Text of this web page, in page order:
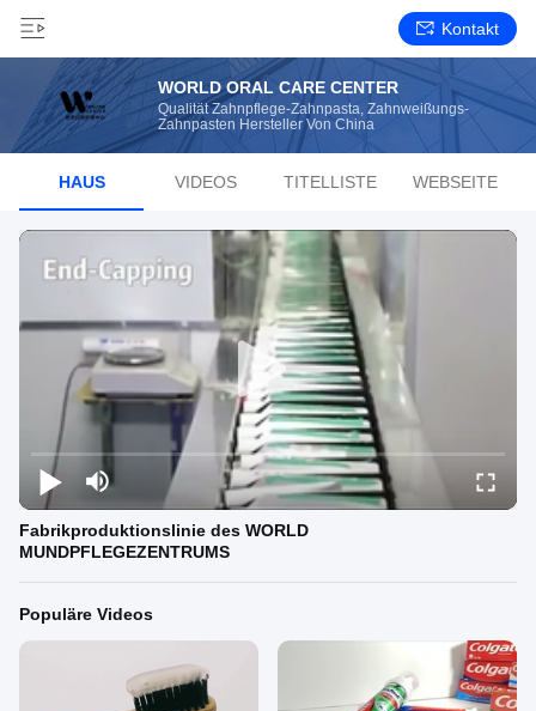
Kontakt
WORLD ORAL CARE CENTER
Qualität Zahnpflege-Zahnpasta, Zahnweißungs-
Zahnpasten Hersteller Von China
HAUS VIDEOS TITELLISTE WEBSEITE
Fabrikproduktionslinie des WORLD
MUNDPFLEGEZENTRUMS
Populäre Videos